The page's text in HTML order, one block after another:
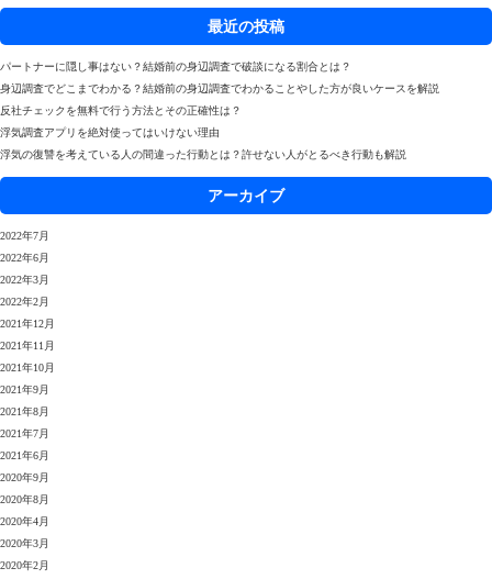
最近の投稿
パートナーに隠し事はない？結婚前の身辺調査で破談になる割合とは？
身辺調査でどこまでわかる？結婚前の身辺調査でわかることやした方が良いケースを解説
反社チェックを無料で行う方法とその正確性は？
浮気調査アプリを絶対使ってはいけない理由
浮気の復讐を考えている人の間違った行動とは？許せない人がとるべき行動も解説
アーカイブ
2022年7月
2022年6月
2022年3月
2022年2月
2021年12月
2021年11月
2021年10月
2021年9月
2021年8月
2021年7月
2021年6月
2020年9月
2020年8月
2020年4月
2020年3月
2020年2月